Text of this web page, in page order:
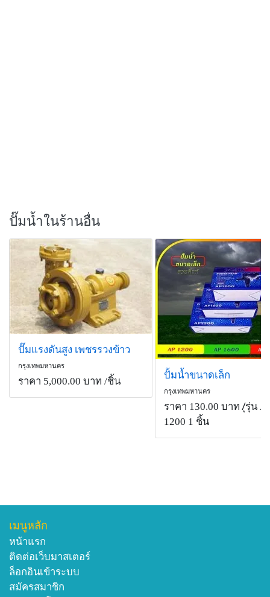
ปั๊มน้ำในร้านอื่น
ปั๊มแรงดันสูง เพชรรวงข้าว
กรุงเทพมหานคร
ราคา 5,000.00 บาท /ชิ้น
ปั้มน้ำขนาดเล็ก
กรุงเทพมหานคร
ราคา 130.00 บาท /ุรุ่น
1200 1 ชิ้น
เมนูหลัก
หน้าแรก
ติดต่อเว็บมาสเตอร์
ล็อกอินเข้าระบบ
สมัครสมาชิก